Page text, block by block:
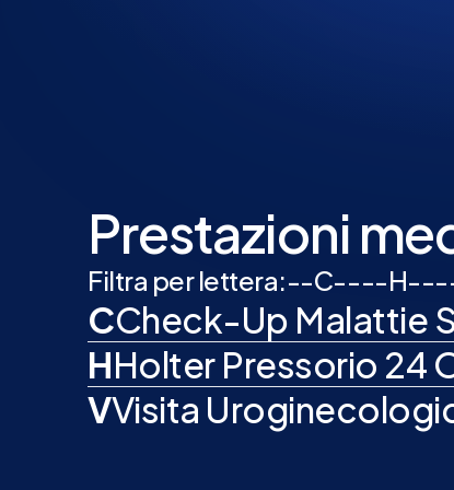
Prestazioni
Filtra per lettera:--C----H---
CCheck-Up Malattie
HHolter Pressorio 24
VVisita